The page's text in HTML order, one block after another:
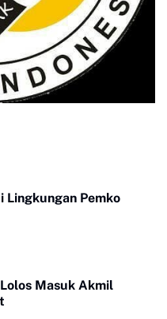
Lingkungan Pemko
Masuk Akmil